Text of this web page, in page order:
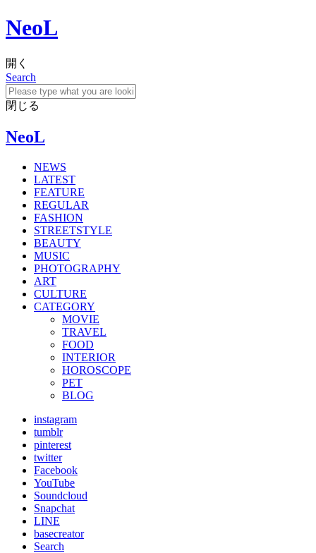
NeoL
開く
Search
閉じる
NeoL
NEWS
LATEST
FEATURE
REGULAR
FASHION
STREETSTYLE
BEAUTY
MUSIC
PHOTOGRAPHY
ART
CULTURE
CATEGORY
MOVIE
TRAVEL
FOOD
INTERIOR
HOROSCOPE
PET
BLOG
instagram
tumblr
pinterest
twitter
Facebook
YouTube
Soundcloud
Snapchat
LINE
basecreator
Search